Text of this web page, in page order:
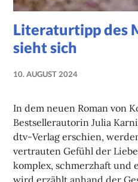
Literaturtipp des
sieht sich
10. AUGUST 2024
In dem neuen Roman von
Bestsellerautorin Julia
dtv-Verlag erschien,
vertrauten Gefühl der
komplex, schmerzhaft und
wird erzählt anhand der